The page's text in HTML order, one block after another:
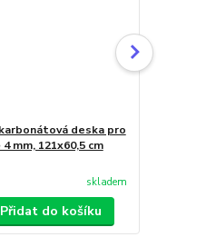
deska pro
mm, 121x60,5 cm
skladem
Přidat do košíku